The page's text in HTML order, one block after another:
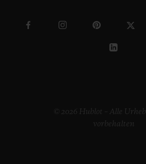
© 2026 Hublot – Alle
vorbehalten